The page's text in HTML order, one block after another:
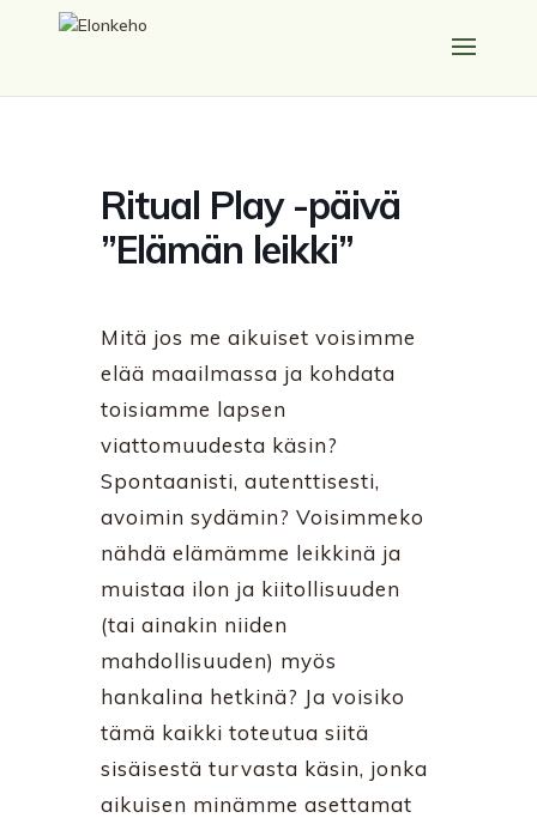
Ritual Play -päivä
”Elämän leikki”
Mitä jos me aikuiset voisimme
elää maailmassa ja kohdata
toisiamme lapsen
viattomuudesta käsin?
Spontaanisti, autenttisesti,
avoimin sydämin? Voisimmeko
nähdä elämämme leikkinä ja
muistaa ilon ja kiitollisuuden
(tai ainakin niiden
mahdollisuuden) myös
hankalina hetkinä? Ja voisiko
tämä kaikki toteutua siitä
sisäisestä turvasta käsin, jonka
aikuisen minämme asettamat